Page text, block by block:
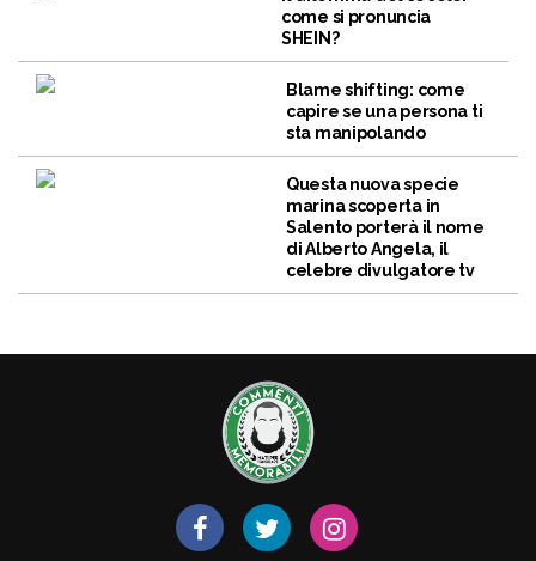
come si pronuncia
SHEIN?
Blame shifting: come
capire se una persona ti
sta manipolando
Questa nuova specie
marina scoperta in
Salento porterà il nome
di Alberto Angela, il
celebre divulgatore tv